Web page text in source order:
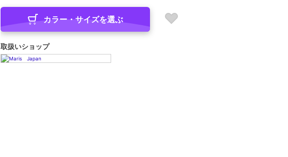
カラー・サイズを選ぶ
取扱いショップ